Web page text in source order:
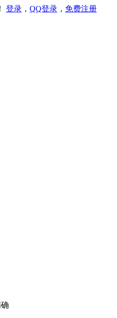
登录 ， QQ登录 ， 免费注册